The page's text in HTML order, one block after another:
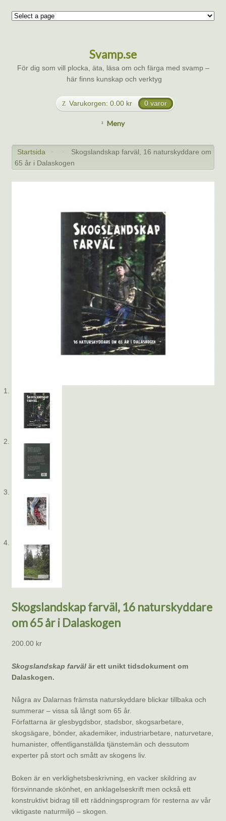
Svamp.se
För dig som vill plocka, äta, läsa om och färga med svamp –
här finns kunskap och verktyg
Varukorgen: 0.00 kr 0 varor
Meny
Startsida > >
Skogslandskap farväl, 16 naturskyddare om
65 år i Dalaskogen
Skogslandskap farväl, 16 naturskyddare
om 65 år i Dalaskogen
200.00 kr
Skogslandskap farvälär ett unikt tidsdokument om
Dalaskogen.
Några av Dalarnas främsta naturskyddare blickar tillbaka och
summerar – vissa så långt som 65 år.
Författarna är glesbygdsbor, stadsbor, skogsarbetare,
skogsägare, bönder, akademiker, industriarbetare, naturvetare,
humanister, offentliganställda tjänstemän och dessutom
experter på stort och smått av skogens liv.
Boken är en verklighetsbeskrivning, en vacker skildring av
försvinnande skönhet, en anklagelseskrift men också ett
konstruktivt bidrag till ett räddningsprogram för resterna av vår
viktigaste naturmiljö – skogen.